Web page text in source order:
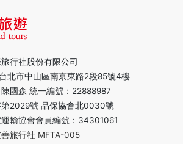
行社股份有限公司
北市中山區南京東路2段85號4樓
國森 統一編號：22888987
2029號 品保協會北0030號
運輸協會會員編號：34301061
旅行社 MFTA-005